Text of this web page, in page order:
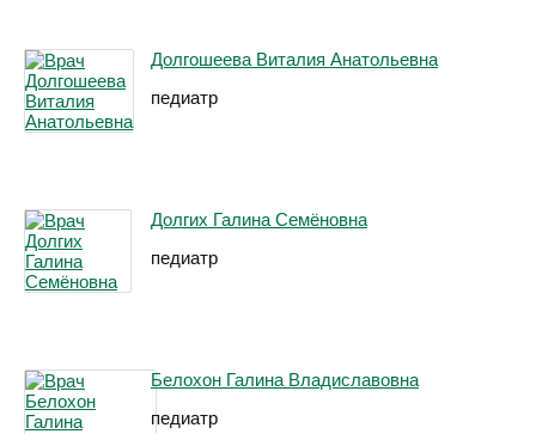
Долгошеева Виталия Анатольевна
педиатр
Долгих Галина Семёновна
педиатр
Белохон Галина Владиславовна
педиатр